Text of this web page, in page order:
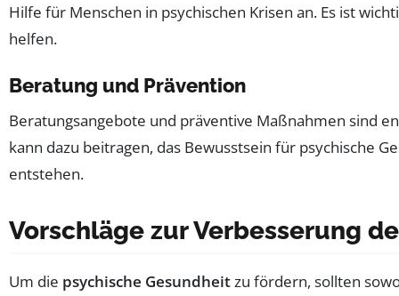
Hilfe für Menschen in psychischen Krisen an. Es ist
helfen.
Beratung und Prävention
Beratungsangebote und präventive Maßnahmen sind
kann dazu beitragen, das Bewusstsein für psychische
entstehen.
Vorschläge zur Verbesserung
Um die psychische Gesundheitzu fördern, sollten